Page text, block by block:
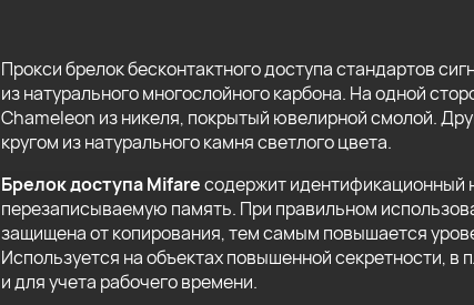
Прокси брелок бесконтактного доступа стандартов
из натурального многослойного карбона. На одной
Chameleon из никеля, покрытый ювелирной смолой.
кругом из натурального камня светлого цвета.
Брелок доступа Mifareсодержит идентификационный
перезаписываемую память. При правильном
защищена от копирования, тем самым повышается
Используется на объектах повышенной секретности, в
и для учета рабочего времени.